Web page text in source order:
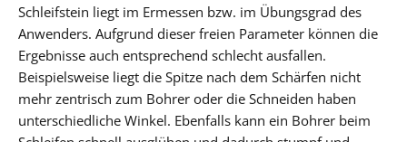
Schleifstein liegt im Ermessen bzw. im Übungsgrad des
Anwenders. Aufgrund dieser freien Parameter können die
Ergebnisse auch entsprechend schlecht ausfallen.
Beispielsweise liegt die Spitze nach dem Schärfen nicht
mehr zentrisch zum Bohrer oder die Schneiden haben
unterschiedliche Winkel. Ebenfalls kann ein Bohrer beim